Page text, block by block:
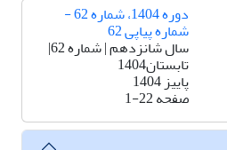
دوره 1404، شماره 62 -
شماره پیاپی 62
سال شانزدهم | شماره 62|
تابستان1404
پاییز 1404
صفحه1-22